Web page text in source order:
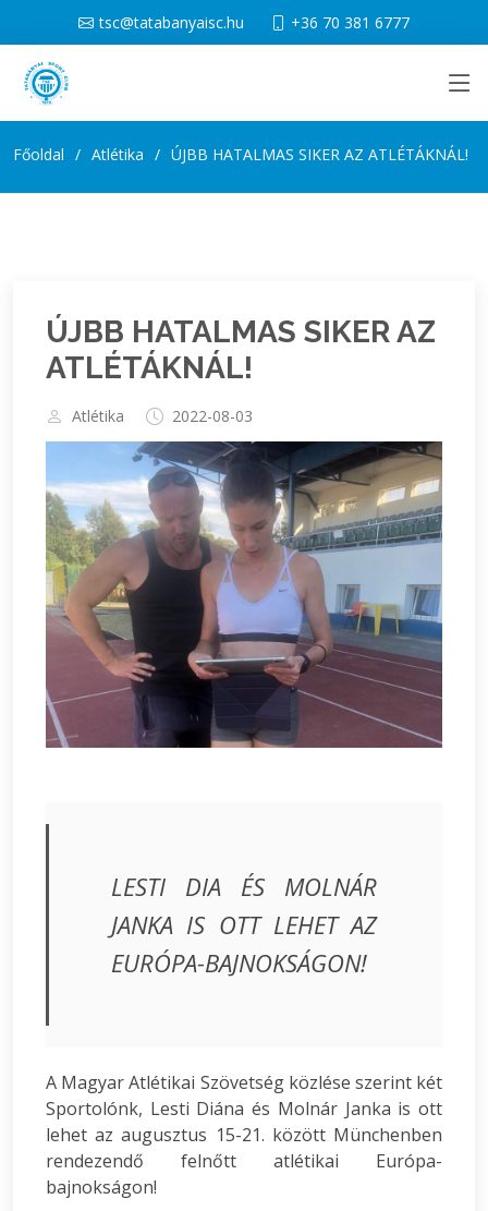
tsc@tatabanyaisc.hu +36 70 381 6777
Főoldal Atlétika ÚJBB HATALMAS SIKER AZ ATLÉTÁKNÁL!
ÚJBB HATALMAS SIKER AZ
ATLÉTÁKNÁL!
Atlétika 2022-08-03
LESTI DIA ÉS MOLNÁR
JANKA IS OTT LEHET AZ
EURÓPA-BAJNOKSÁGON!
A Magyar Atlétikai Szövetség közlése szerint két
Sportolónk, Lesti Diána és Molnár Janka is ott
lehet az augusztus 15-21. között Münchenben
rendezendő felnőtt atlétikai Európa-
bajnokságon!